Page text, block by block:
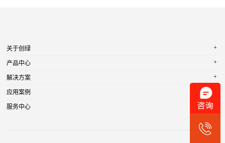
关于创绿 +
产品中心 +
解决方案 +
应用案例
服务中心